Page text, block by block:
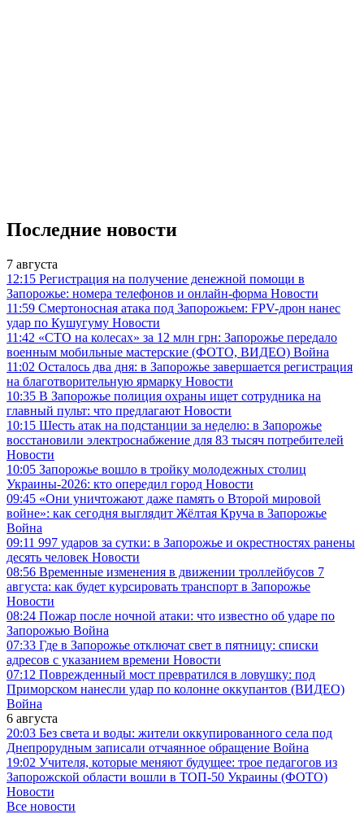
Последние новости
7 августа
12:15 Регистрация на получение денежной помощи в
Запорожье: номера телефонов и онлайн-форма Новости
11:59 Смертоносная атака под Запорожьем: FPV-дрон нанес
удар по Кушугуму Новости
11:42 «СТО на колесах» за 12 млн грн: Запорожье передало
военным мобильные мастерские (ФОТО, ВИДЕО) Война
11:02 Осталось два дня: в Запорожье завершается регистрация
на благотворительную ярмарку Новости
10:35 В Запорожье полиция охраны ищет сотрудника на
главный пульт: что предлагают Новости
10:15 Шесть атак на подстанции за неделю: в Запорожье
восстановили электроснабжение для 83 тысяч потребителей
Новости
10:05 Запорожье вошло в тройку молодежных столиц
Украины-2026: кто опередил город Новости
09:45 «Они уничтожают даже память о Второй мировой
войне»: как сегодня выглядит Жёлтая Круча в Запорожье
Война
09:11 997 ударов за сутки: в Запорожье и окрестностях ранены
десять человек Новости
08:56 Временные изменения в движении троллейбусов 7
августа: как будет курсировать транспорт в Запорожье
Новости
08:24 Пожар после ночной атаки: что известно об ударе по
Запорожью Война
07:33 Где в Запорожье отключат свет в пятницу: списки
адресов с указанием времени Новости
07:12 Поврежденный мост превратился в ловушку: под
Приморском нанесли удар по колонне оккупантов (ВИДЕО)
Война
6 августа
20:03 Без света и воды: жители оккупированного села под
Днепрорудным записали отчаянное обращение Война
19:02 Учителя, которые меняют будущее: трое педагогов из
Запорожской области вошли в ТОП-50 Украины (ФОТО)
Новости
Все новости